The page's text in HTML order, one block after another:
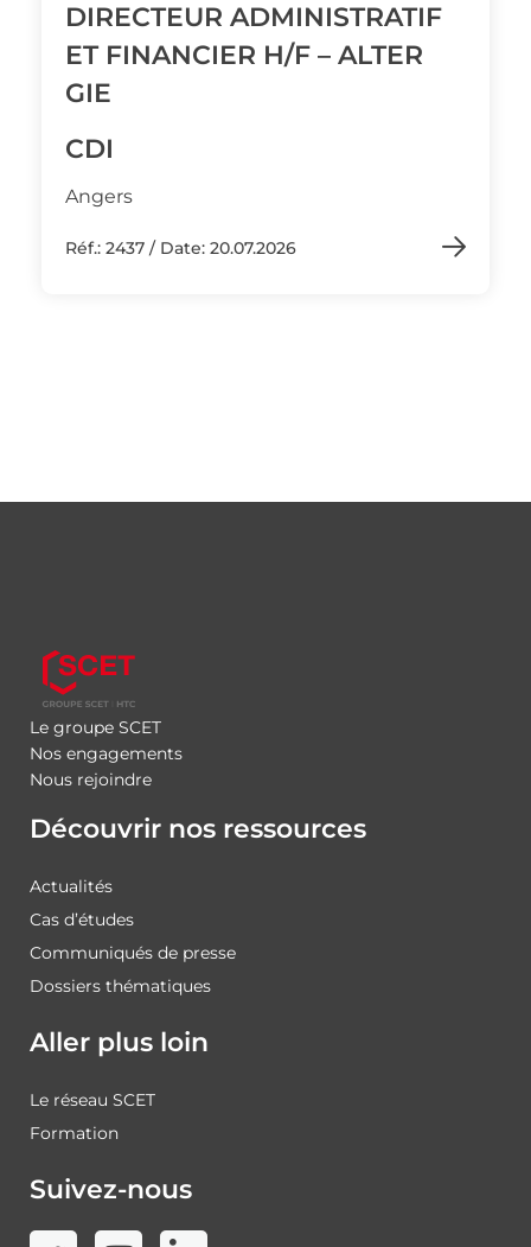
DIRECTEUR ADMINISTRATIF
ET FINANCIER H/F – ALTER
GIE
CDI
Angers
Réf.: 2437 / Date: 20.07.2026
Le groupe SCET
Nos engagements
Nous rejoindre
Découvrir nos ressources
Actualités
Cas d’études
Communiqués de presse
Dossiers thématiques
Aller plus loin
Le réseau SCET
Formation
Suivez-nous